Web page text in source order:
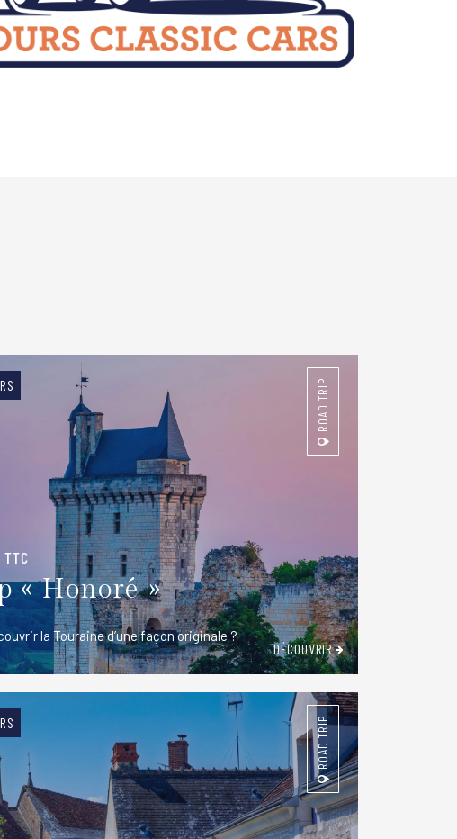
ROAD TRIP
« Honoré »
la Touraine d’une façon originale ?
DÉCOUVRIR
ROAD TRIP